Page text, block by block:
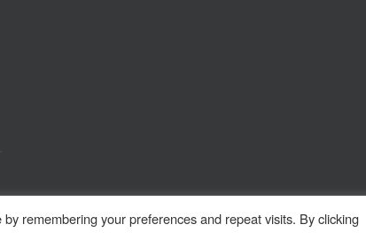
remembering your preferences and repeat visits. By clicking